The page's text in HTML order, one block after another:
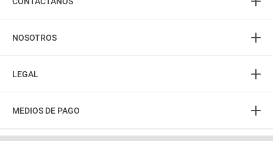
$17.000
Detergente liquido PERSIL x3000
$59.900